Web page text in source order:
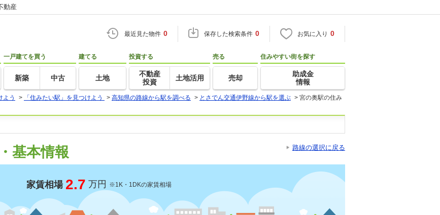
動産
最近見た物件 0 保存した検索条件 0 お気に入り 0
一戸建てを買う
新築 中古
建てる
土地
投資する
不動産
投資
土地活用
売る
売却
住みやすい街を探す
助成金
情報
よう > 「住みたい駅」を見つけよう > 高知県の路線から駅を調べる > とさでん交通伊野線から駅を選ぶ > 宮の奥駅の住み
基本情報 路線の選択に戻る
家賃相場 2.7 万円 ※1K・1DKの家賃相場